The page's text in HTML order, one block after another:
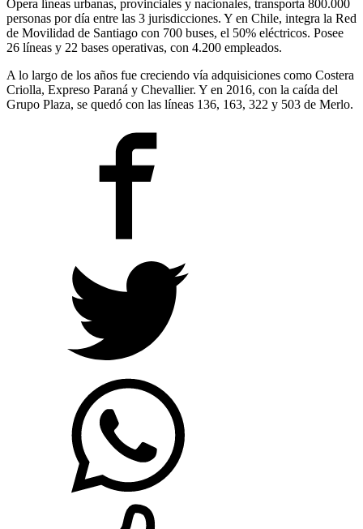
Opera líneas urbanas, provinciales y nacionales, transporta 800.000
personas por día entre las 3 jurisdicciones. Y en Chile, integra la Red
de Movilidad de Santiago con 700 buses, el 50% eléctricos. Posee
26 líneas y 22 bases operativas, con 4.200 empleados.
A lo largo de los años fue creciendo vía adquisiciones como Costera
Criolla, Expreso Paraná y Chevallier. Y en 2016, con la caída del
Grupo Plaza, se quedó con las líneas 136, 163, 322 y 503 de Merlo.